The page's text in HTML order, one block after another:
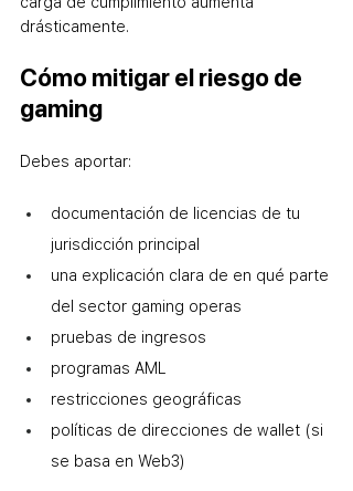
drásticamente.
Cómo mitigar el riesgo de
gaming
Debes aportar:
documentación de licencias de tu
jurisdicción principal
una explicación clara de en qué parte
del sector gaming operas
pruebas de ingresos
programas AML
restricciones geográficas
políticas de direcciones de wallet (si
se basa en Web3)